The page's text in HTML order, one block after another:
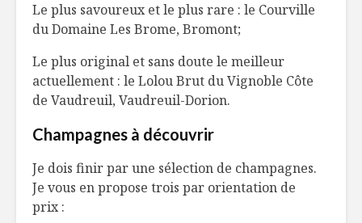
Le plus savoureux et le plus rare : le Courville
du Domaine Les Brome, Bromont;
Le plus original et sans doute le meilleur
actuellement : le Lolou Brut du Vignoble Côte
de Vaudreuil, Vaudreuil-Dorion.
Champagnes à découvrir
Je dois finir par une sélection de champagnes.
Je vous en propose trois par orientation de
prix :